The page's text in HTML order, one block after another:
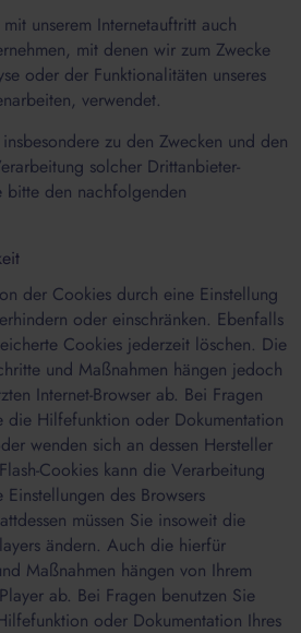
unserem Internetauftritt auch
mit denen wir zum Zwecke
oder der Funktionalitäten unseres
verwendet.
zu den Zwecken und den
solcher Drittanbieter-
bitte den nachfolgenden
der Cookies durch eine Einstellung
oder einschränken. Ebenfalls
Cookies jederzeit löschen. Die
und Maßnahmen hängen jedoch
Internet-Browser ab. Bei Fragen
die Hilfefunktion oder Dokumentation
wenden sich an dessen Hersteller
Cookies kann die Verarbeitung
des Browsers
müssen Sie insoweit die
ändern. Auch die hierfür
Maßnahmen hängen von Ihrem
ab. Bei Fragen benutzen Sie
oder Dokumentation Ihres